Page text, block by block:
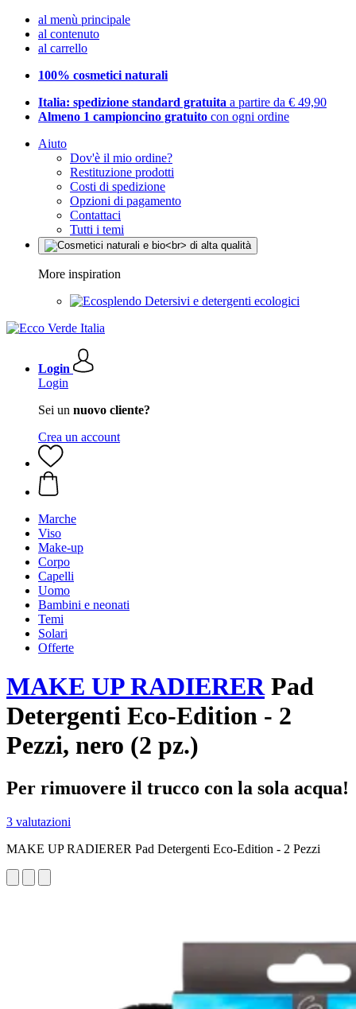
al menù principale
al contenuto
al carrello
100% cosmetici naturali
Italia: spedizione standard gratuita a partire da € 49,90
Almeno 1 campioncino gratuito con ogni ordine
Aiuto
Dov'è il mio ordine?
Restituzione prodotti
Costi di spedizione
Opzioni di pagamento
Contattaci
Tutti i temi
More inspiration
Detersivi e detergenti ecologici
Login
Login
Sei un nuovo cliente?
Crea un account
Marche
Viso
Make-up
Corpo
Capelli
Uomo
Bambini e neonati
Temi
Solari
Offerte
MAKE UP RADIERERPad
Detergenti Eco-Edition - 2
Pezzi, nero (2 pz.)
Per rimuovere il trucco con la sola acqua!
3 valutazioni
MAKE UP RADIERER Pad Detergenti Eco-Edition - 2 Pezzi